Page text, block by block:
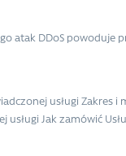
atak DDoS
usługi Zakres i
Jak zamówić